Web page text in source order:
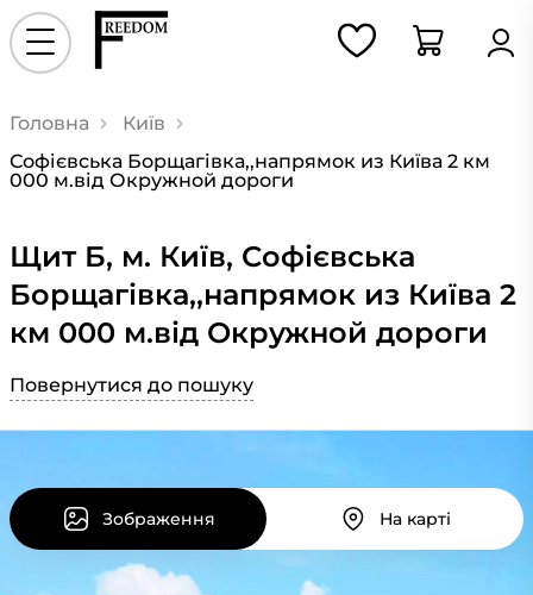
Головна
Київ
Софієвська Борщагівка,,напрямок из Київа 2 км
000 м.від Окружной дороги
Щит Б, м. Київ, Софієвська
Борщагівка,,напрямок из Київа 2
км 000 м.від Окружной дороги
Повернутися до пошуку
Зображення На карті